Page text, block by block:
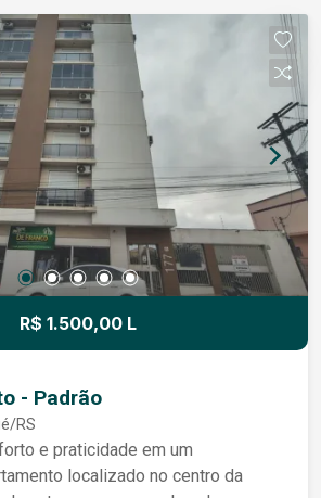
ambientes bem organizados e
Entre em contato para mais
agende uma visita!
R$ 1.500,00 L
- Padrão
RS
e praticidade em um
localizado no centro da